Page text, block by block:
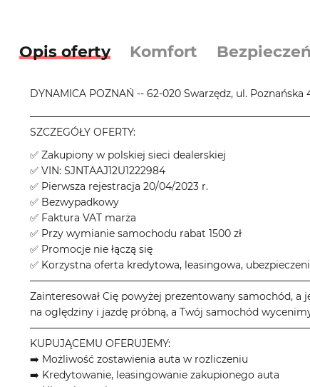
Opis oferty Komfort
DYNAMICA POZNAŃ -- 62-020 Swarzędz, ul. Poznańska
SZCZEGÓŁY OFERTY:
✅ Zakupiony w polskiej sieci dealerskiej
✅ VIN: SJNTAAJ12U1222984
✅ Pierwsza rejestracja 20/04/2023 r.
✅ Bezwypadkowy
✅ Faktura VAT marża
✅ Przy wymianie samochodu rabat 1500 zł
✅ Promocje nie łączą się
✅ Korzystna oferta kredytowa, leasingowa,
Zainteresował Cię powyżej prezentowany samochód, a
na oględziny i jazdę próbną, a Twój samochód
KUPUJĄCEMU OFERUJEMY:
➡️ Możliwość zostawienia auta w rozliczeniu
➡️ Kredytowanie, leasingowanie zakupionego auta